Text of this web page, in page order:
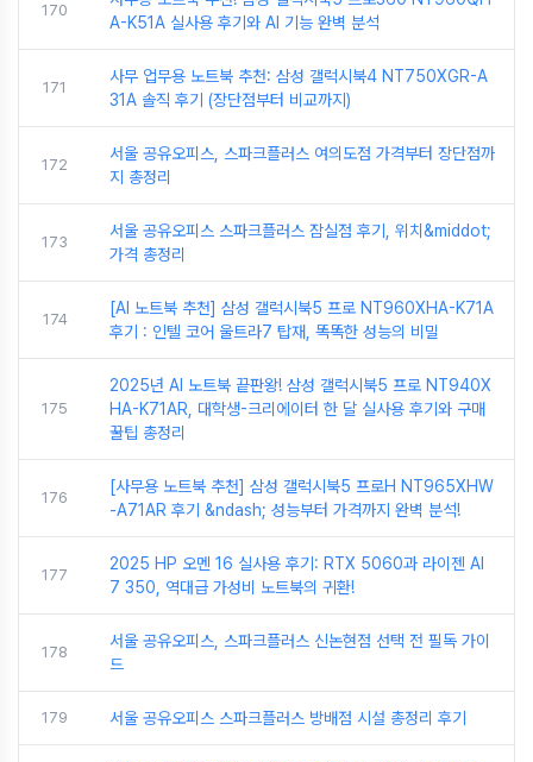
170
A-K51A 실사용 후기와 AI 기능 완벽 분석
171
사무 업무용 노트북 추천: 삼성 갤럭시북4 NT750XGR-A
31A 솔직 후기 (장단점부터 비교까지)
172
서울 공유오피스, 스파크플러스 여의도점 가격부터 장단점까
지 총정리
173
서울 공유오피스 스파크플러스 잠실점 후기, 위치&middot;
가격 총정리
174
[AI 노트북 추천] 삼성 갤럭시북5 프로 NT960XHA-K71A
후기 : 인텔 코어 울트라7 탑재, 똑똑한 성능의 비밀
175
2025년 AI 노트북 끝판왕! 삼성 갤럭시북5 프로 NT940X
HA-K71AR, 대학생-크리에이터 한 달 실사용 후기와 구매
꿀팁 총정리
176
[사무용 노트북 추천] 삼성 갤럭시북5 프로H NT965XHW
-A71AR 후기 &ndash; 성능부터 가격까지 완벽 분석!
177
2025 HP 오멘 16 실사용 후기: RTX 5060과 라이젠 AI
7 350, 역대급 가성비 노트북의 귀환!
178
서울 공유오피스, 스파크플러스 신논현점 선택 전 필독 가이
드
179 서울 공유오피스 스파크플러스 방배점 시설 총정리 후기